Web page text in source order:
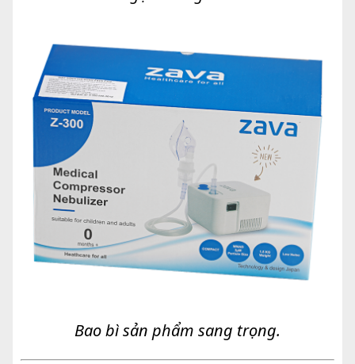
Bao bì sản phẩm sang trọng.